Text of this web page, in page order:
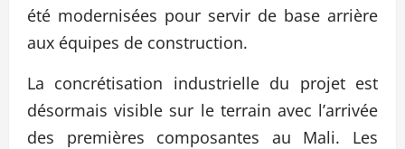
été modernisées pour servir de base arrière
aux équipes de construction.
La concrétisation industrielle du projet est
désormais visible sur le terrain avec l’arrivée
des premières composantes au Mali. Les